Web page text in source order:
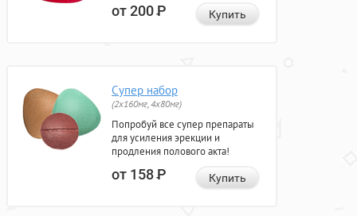
от 200Р Купить
Супер набор
(2х160мг, 4х80мг)
Попробуй все супер препараты
для усиления эрекции и
продления полового акта!
от 158Р Купить